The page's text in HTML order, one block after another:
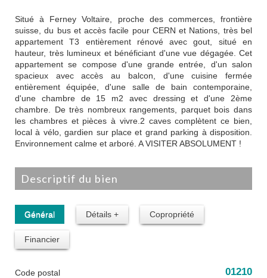
Situé à Ferney Voltaire, proche des commerces, frontière
suisse, du bus et accès facile pour CERN et Nations, très bel
appartement T3 entièrement rénové avec gout, situé en
hauteur, très lumineux et bénéficiant d'une vue dégagée. Cet
appartement se compose d'une grande entrée, d'un salon
spacieux avec accès au balcon, d'une cuisine fermée
entièrement équipée, d'une salle de bain contemporaine,
d'une chambre de 15 m2 avec dressing et d'une 2ème
chambre. De très nombreux rangements, parquet bois dans
les chambres et pièces à vivre.2 caves complètent ce bien,
local à vélo, gardien sur place et grand parking à disposition.
Environnement calme et arboré. A VISITER ABSOLUMENT !
descriptif du bien
Général Détails + Copropriété
Financier
Code postal 01210